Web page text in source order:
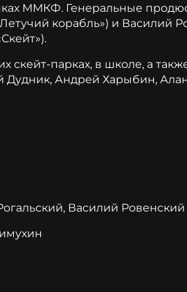
ММКФ. Генеральные
корабль») и Василий
парках, в школе, а
Дудник, Андрей Харыбин,
Василий Ровенский